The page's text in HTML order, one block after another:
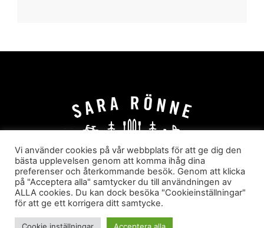
HEM OM MIG
JOBBA MED MIG
HYR I JÄRVSÖ!
KATEGORIER
Sara Rönne. En blogg om frihet, upplevelser och
äventyr
Vi använder cookies på vår webbplats för att ge dig den
bästa upplevelsen genom att komma ihåg dina
preferenser och återkommande besök. Genom att klicka
på "Acceptera alla" samtycker du till användningen av
ALLA cookies. Du kan dock besöka "Cookieinställningar"
för att ge ett korrigera ditt samtycke.